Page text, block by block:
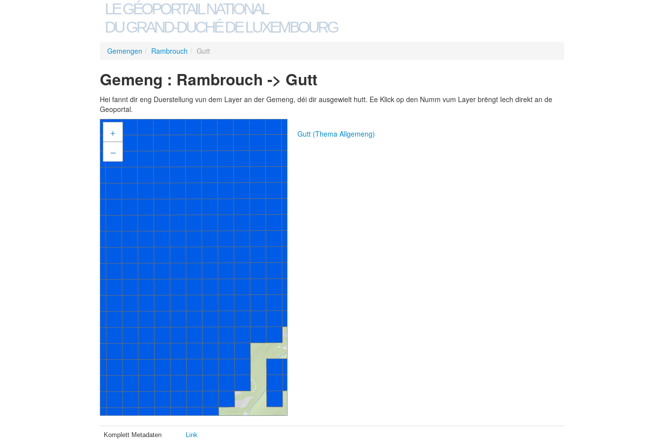
LE GÉOPORTAIL NATIONAL
DU GRAND-DUCHÉ DE LUXEMBOURG
Gemengen / Rambrouch / Gutt
Gemeng : Rambrouch -> Gutt
Hei fannt dir eng Duerstellung vun dem Layer an der Gemeng, déi dir ausgewielt hutt. Ee Klick op den Numm vum Layer brëngt Iech direkt an de
Geoportal.
+
–
Gutt (Thema Allgemeng)
Komplett Metadaten Link